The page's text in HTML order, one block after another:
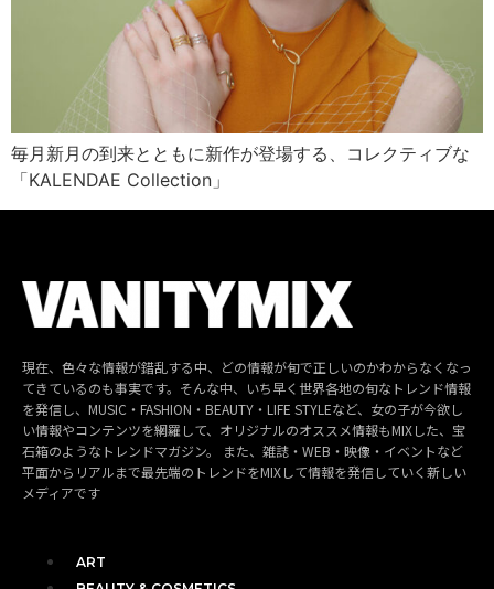
毎月新月の到来とともに新作が登場する、コレクティブな
「KALENDAE Collection」
現在、色々な情報が錯乱する中、どの情報が旬で正しいのかわからなくなっ
てきているのも事実です。そんな中、いち早く世界各地の旬なトレンド情報
を発信し、MUSIC・FASHION・BEAUTY・LIFE STYLEなど、女の子が今欲し
い情報やコンテンツを網羅して、オリジナルのオススメ情報もMIXした、宝
石箱のようなトレンドマガジン。 また、雑誌・WEB・映像・イベントなど
平面からリアルまで最先端のトレンドをMIXして情報を発信していく新しい
メディアです
ART